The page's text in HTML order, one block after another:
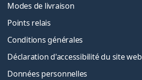
Modes de livraison
Points relais
Conditions générales
Déclaration d'accessibilité du site web
Données personnelles